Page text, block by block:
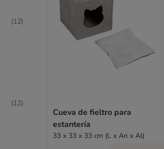
(12)
(12)
Cueva de fieltro para
estantería
33 x 33 x 33 cm (L x An x Al)